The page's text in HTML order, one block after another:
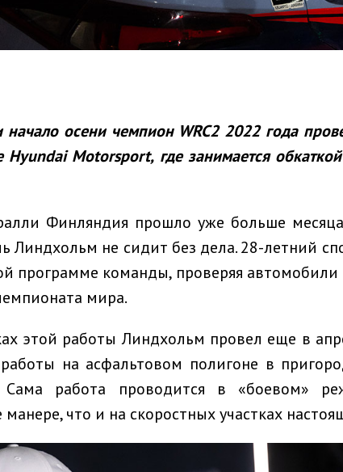
начало осени чемпион WRC2 2022 года
Hyundai Motorsport, гдезанимается
Финляндия прошло уже больше
Линдхольм не сидит без дела. 28-летний
программе команды, проверяя
мира.
этой работы Линдхольм провел еще в
на асфальтовом полигоне в
Сама работа проводится в «боевом»
что и на скоростных участках